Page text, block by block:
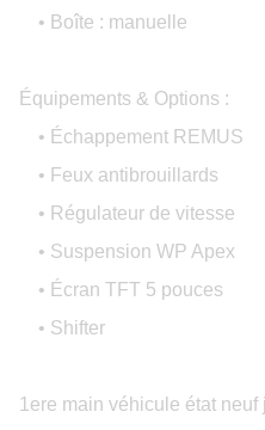
• Boîte : manuelle
Équipements & Options :
• Échappement REMUS
• Feux antibrouillards
• Régulateur de vitesse
• Suspension WP Apex
• Écran TFT 5 pouces
• Shifter
1ere main véhicule état neuf